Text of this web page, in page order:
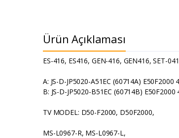
Ürün Açıklaması
ES-416, ES416, GEN-416, GEN416, SET-
A: JS-D-JP5020-A51EC (60714A) E50F2000
B: JS-D-JP5020-B51EC (60714B)
TV MODEL: D50-F2000, D50F2000,
MS-L0967-R, MS-L0967-L,